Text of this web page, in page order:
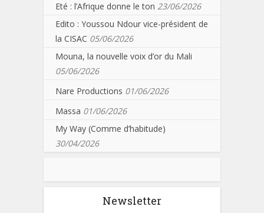
Eté : l’Afrique donne le ton 23/06/2026
Edito : Youssou Ndour vice-président de
la CISAC 05/06/2026
Mouna, la nouvelle voix d’or du Mali
05/06/2026
Nare Productions 01/06/2026
Massa 01/06/2026
My Way (Comme d’habitude)
30/04/2026
Newsletter